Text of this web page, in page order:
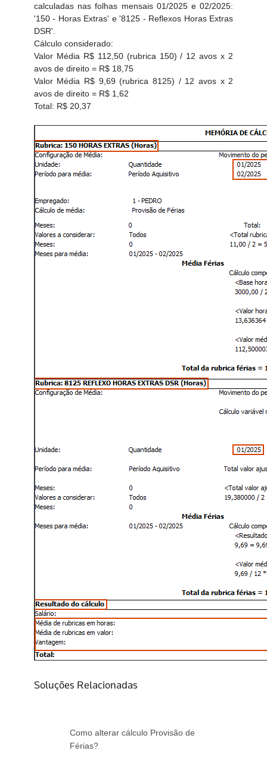
calculadas nas folhas mensais 01/2025 e 02/2025:
'150 - Horas Extras' e '8125 - Reflexos Horas Extras
DSR'.
Cálculo considerado:
Valor Média R$ 112,50 (rubrica 150) / 12 avos x 2
avos de direito = R$ 18,75
Valor Média R$ 9,69 (rubrica 8125) / 12 avos x 2
avos de direito = R$ 1,62
Total: R$ 20,37
Soluções Relacionadas
Como alterar cálculo Provisão de
Férias?